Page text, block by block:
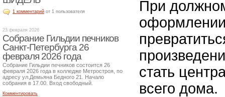
При
стать
всего дома.
1 комментарий от 1 пользователя
23 февраля 2026
Собрание Гильдии печников
Санкт-Петербурга 26
февраля 2026 года
Собрание Гильдии печников состоится 26
февраля 2026 года в колледже Метростроя, по
адресу ул.Демьяна Бедного 21. Начало
собрания в 17.00. Вход свободный.
Комментировать